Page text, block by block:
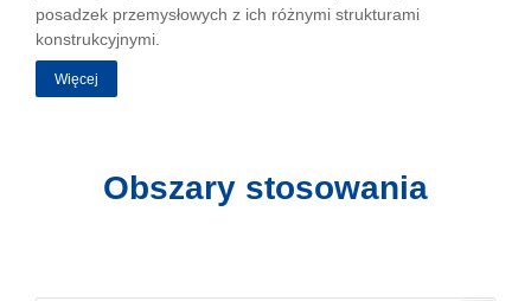
posadzek przemysłowych z ich różnymi strukturami
konstrukcyjnymi.
Więcej
Obszary stosowania